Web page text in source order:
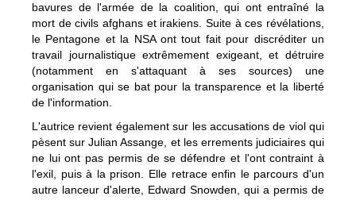
bavures de l'armée de la coalition, qui ont entraîné la
mort de civils afghans et irakiens. Suite à ces révélations,
le Pentagone et la NSA ont tout fait pour discréditer un
travail journalistique extrêmement exigeant, et détruire
(notamment en s'attaquant à ses sources) une
organisation qui se bat pour la transparence et la liberté
de l'information.
L'autrice revient également sur les accusations de viol qui
pèsent sur Julian Assange, et les errements judiciaires qui
ne lui ont pas permis de se défendre et l'ont contraint à
l'exil, puis à la prison. Elle retrace enfin le parcours d'un
autre lanceur d'alerte, Edward Snowden, qui a permis de